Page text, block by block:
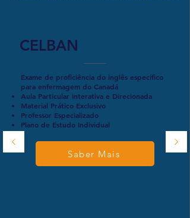
CELBAN
Exame de proficiência do inglês específico
para enfermagem do Canadá
Aula Particular Interativa e Direcionada
Material Prático Exclusivo
Professor Especializado
Plano de Estudo Individual
Saber Mais